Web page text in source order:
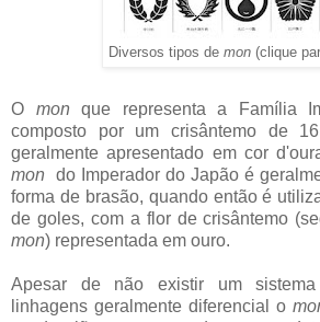
Diversos tipos de mon (clique
O mon que representa a Família
composto por um crisântemo de
geralmente apresentado em cor
mon
do Imperador do Japão é
forma de brasão, quando então é
de goles, com a flor de crisântemo
mon) representada em ouro.
Apesar de não existir um
linhagens geralmente diferencial o